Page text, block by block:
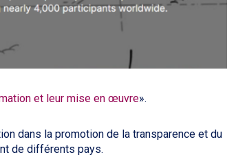
et leur mise en œuvre».
dans la promotion de la transparence et du
de différents pays.